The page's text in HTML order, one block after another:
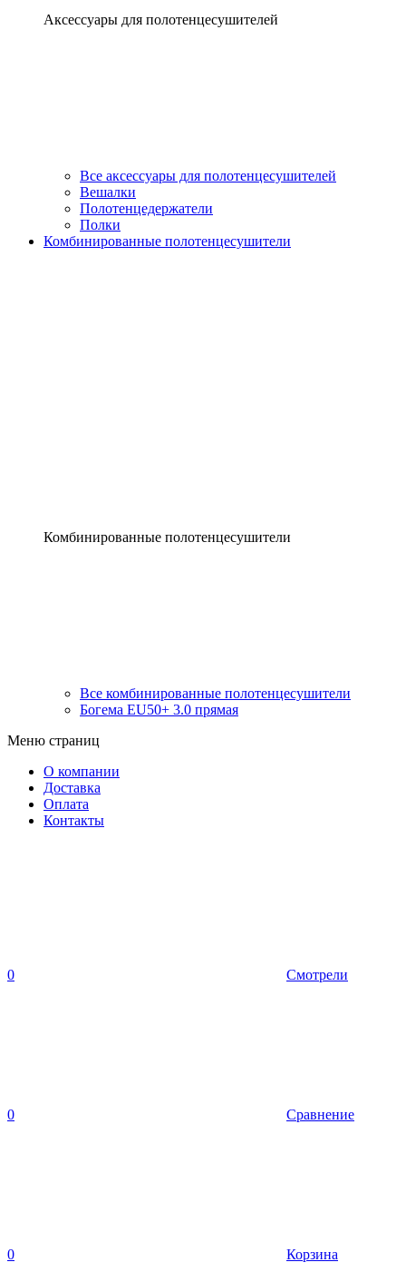
Аксессуары для полотенцесушителей
Все аксессуары для полотенцесушителей
Вешалки
Полотенцедержатели
Полки
Комбинированные полотенцесушители
Комбинированные полотенцесушители
Все комбинированные полотенцесушители
Богема EU50+ 3.0 прямая
Меню страниц
О компании
Доставка
Оплата
Контакты
0 Смотрели
0 Сравнение
0 Корзина